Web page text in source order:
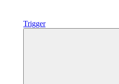
Trigger